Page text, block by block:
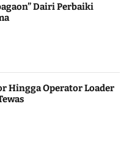
Dairi Perbaiki
Hingga Operator Loader